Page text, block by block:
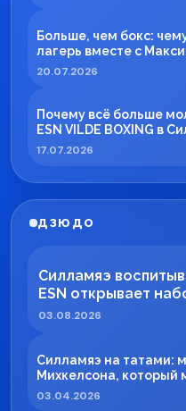
Больше, чем бокс:
лагерь вместе с
20.07.2026
Почему всё больше
ESN VILDE BOXING в
17.07.2026
ДЗЮДО
Силламяэ
ESN открывает
03.08.2026
Силламяэ на татами:
Михкелсона, который
регионе
03.04.2026